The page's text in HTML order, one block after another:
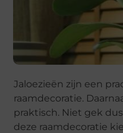
Jaloezieën zijn een
raamdecoratie.
praktisch. Niet gek
deze raamdecoratie